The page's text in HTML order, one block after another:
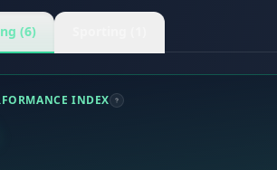
(6)
INDEX